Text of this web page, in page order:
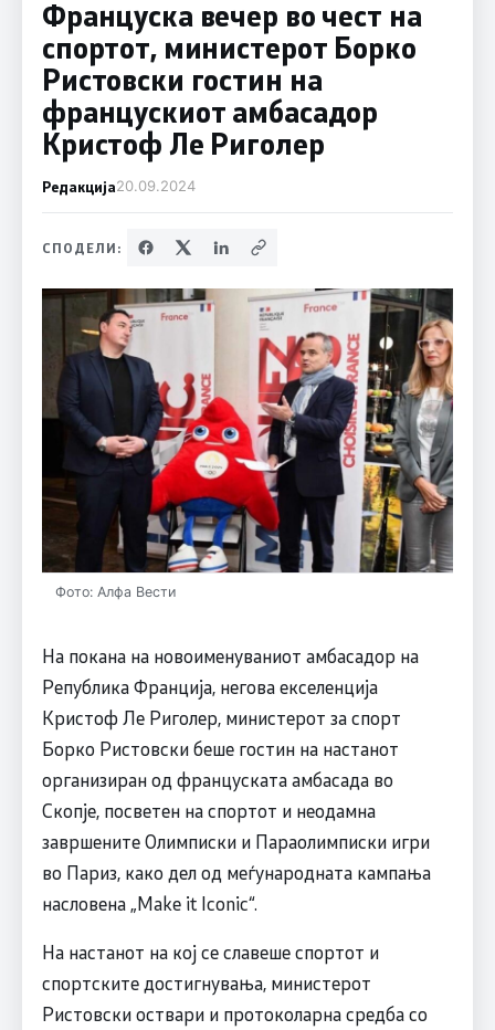
Француска вечер во чест на
спортот, министерот Борко
Ристовски гостин на
францускиот амбасадор
Кристоф Ле Риголер
Редакција20.09.2024
СПОДЕЛИ:
Фото: Алфа Вести
На покана на новоименуваниот амбасадор на
Република Франција, негова екселенција
Кристоф Ле Риголер, министерот за спорт
Борко Ристовски беше гостин на настанот
организиран од француската амбасада во
Скопје, посветен на спортот и неодамна
завршените Олимписки и Параолимписки игри
во Париз, како дел од меѓународната кампања
насловена „Make it Iconic“.
На настанот на кој се славеше спортот и
спортските достигнувања, министерот
Ристовски оствари и протоколарна средба со